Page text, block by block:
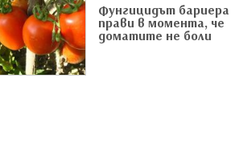
Фунгицидът бариера
прави в момента, че
доматите не боли